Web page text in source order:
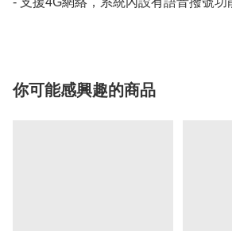
你可能感興趣的商品